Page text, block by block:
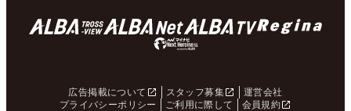
広告掲載について スタッフ募集
運営会社
プライバシーポリシー
ご利用に際して
会員規約